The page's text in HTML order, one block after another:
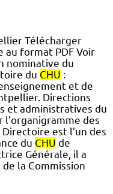
Télécharger
au format PDF Voir
nominative du
du CHU :
et de
Directions
et administratives du
l'organigramme des
est l’un des
du CHU de
Générale, il a
la Commission